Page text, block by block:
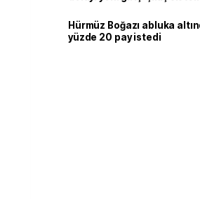
Hürmüz Boğazı abluka
yüzde 20 pay istedi